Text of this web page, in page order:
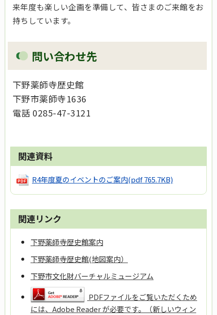
来年度も楽しい企画を準備して、皆さまのご来館をお
持ちしています。
問い合わせ先
下野薬師寺歴史館
下野市薬師寺1636
電話 0285-47-3121
関連資料
R4年度夏のイベントのご案内(pdf 765.7KB)
関連リンク
下野薬師寺歴史館案内
下野薬師寺歴史館(地図案内）
下野市文化財バーチャルミュージアム
PDFファイルをご覧いただくため
には、Adobe Reader が必要です。（新しいウィン